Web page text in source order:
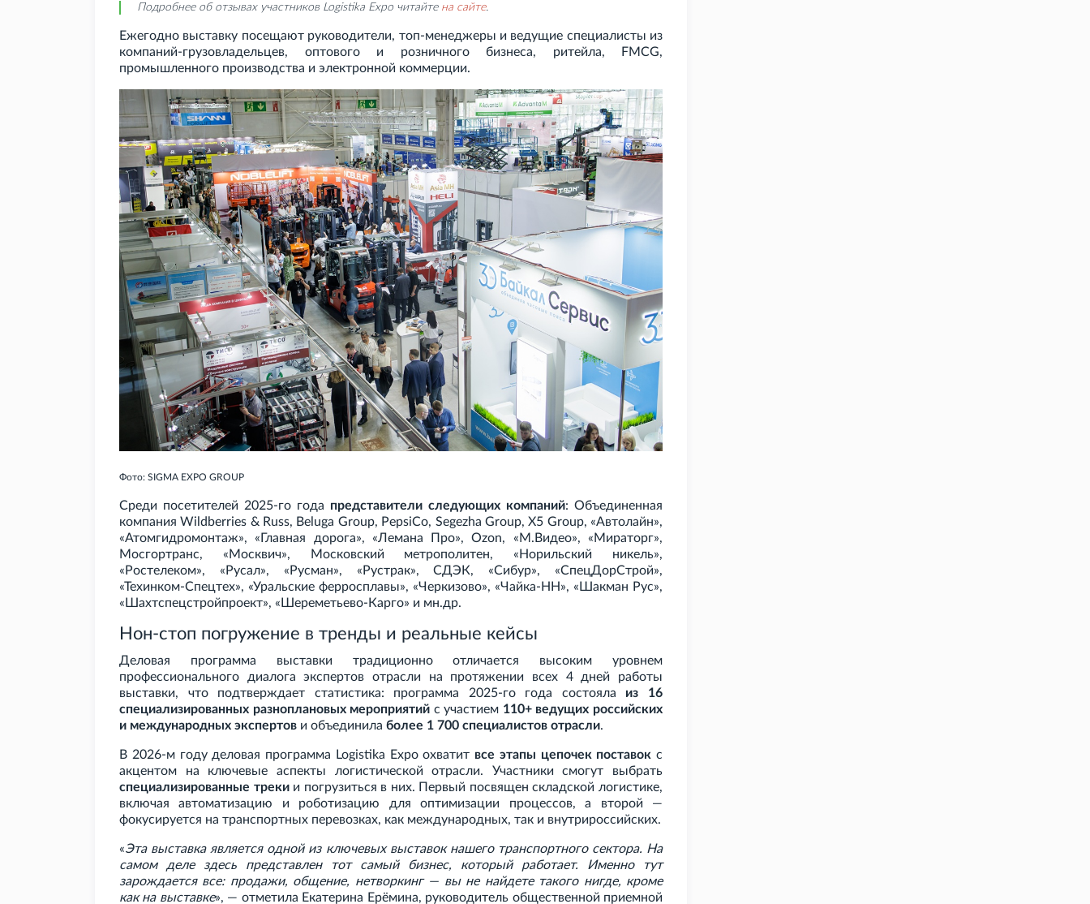
Подробнее об отзывах участников Logistika Expo читайте на сайте.
Ежегодно выставку посещают руководители, топ-менеджеры и ведущие специалисты из
компаний-грузовладельцев, оптового и розничного бизнеса, ритейла, FMCG,
промышленного производства и электронной коммерции.
Фото: SIGMA EXPO GROUP
Среди посетителей 2025-го года представители следующих компаний: Объединенная
компания Wildberries & Russ, Beluga Group, PepsiCo, Segezha Group, X5 Group, «Автолайн»,
«Атомгидромонтаж», «Главная дорога», «Лемана Про», Ozon, «М.Видео», «Мираторг»,
Мосгортранс, «Москвич», Московский метрополитен, «Норильский никель»,
«Ростелеком», «Русал», «Русман», «Рустрак», СДЭК, «Сибур», «СпецДорСтрой»,
«Техинком-Спецтех», «Уральские ферросплавы», «Черкизово», «Чайка-НН», «Шакман Рус»,
«Шахтспецстройпроект», «Шереметьево-Карго» и мн.др.
Нон-стоп погружение в тренды и реальные кейсы
Деловая программа выставки традиционно отличается высоким уровнем
профессионального диалога экспертов отрасли на протяжении всех 4 дней работы
выставки, что подтверждает статистика: программа 2025-го года состояла из 16
специализированных разноплановых мероприятий с участием 110+ ведущих российских
и международных экспертов и объединила более 1 700 специалистов отрасли.
В 2026-м году деловая программа Logistika Expo охватит все этапы цепочек поставок с
акцентом на ключевые аспекты логистической отрасли. Участники смогут выбрать
специализированные трекии погрузиться в них. Первый посвящен складской логистике,
включая автоматизацию и роботизацию для оптимизации процессов, а второй —
фокусируется на транспортных перевозках, как международных, так и внутрироссийских.
«Эта выставка является одной из ключевых выставок нашего транспортного сектора. На
самом деле здесь представлен тот самый бизнес, который работает. Именно тут
зарождается все: продажи, общение, нетворкинг — вы не найдете такого нигде, кроме
как на выставке», — отметила Екатерина Ерёмина, руководитель общественной приемной